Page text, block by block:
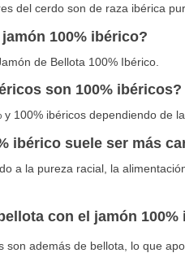
del cerdo son de raza ibérica
100% ibérico?
de Bellota 100% Ibérico.
son 100% ibéricos?
y 100% ibéricos dependiendo de
ibérico suele ser más
a la pureza racial, la
con el jamón 100%
son además de bellota, lo que